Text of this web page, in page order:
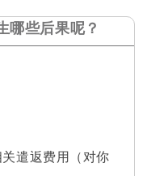
遣返费用（对你
！！